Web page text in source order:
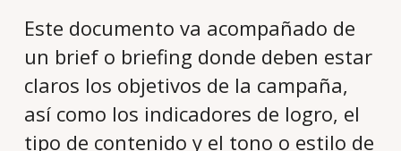
Este documento va acompañado de
un brief o briefing donde deben estar
claros los objetivos de la campaña,
así como los indicadores de logro, el
tipo de contenido y el tono o estilo de